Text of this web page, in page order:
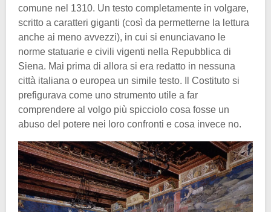
comune nel 1310. Un testo completamente in volgare,
scritto a caratteri giganti (così da permetterne la lettura
anche ai meno avvezzi), in cui si enunciavano le
norme statuarie e civili vigenti nella Repubblica di
Siena. Mai prima di allora si era redatto in nessuna
città italiana o europea un simile testo. Il Costituto si
prefigurava come uno strumento utile a far
comprendere al volgo più spicciolo cosa fosse un
abuso del potere nei loro confronti e cosa invece no.